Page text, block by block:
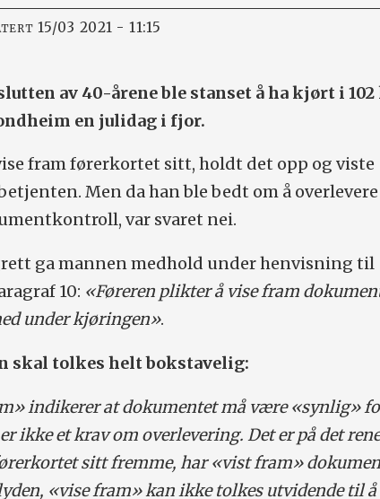
15/03 2021 - 11:15
av 40-årene ble stanset å ha kjørt i
en julidag i fjor.
fram førerkortet sitt, holdt det opp og viste
Men da han ble bedt om å overlevere
var svaret nei.
ga mannen medhold under henvisning til
10: «Føreren plikterå vise fram
under kjøringen».
skal tolkes helt bokstavelig:
indikerer at dokumentet må være «synlig»
ikke et krav om overlevering. Det er på det
sitt fremme, har «vist fram»
«vise fram» kan ikke tolkes utvidende til å